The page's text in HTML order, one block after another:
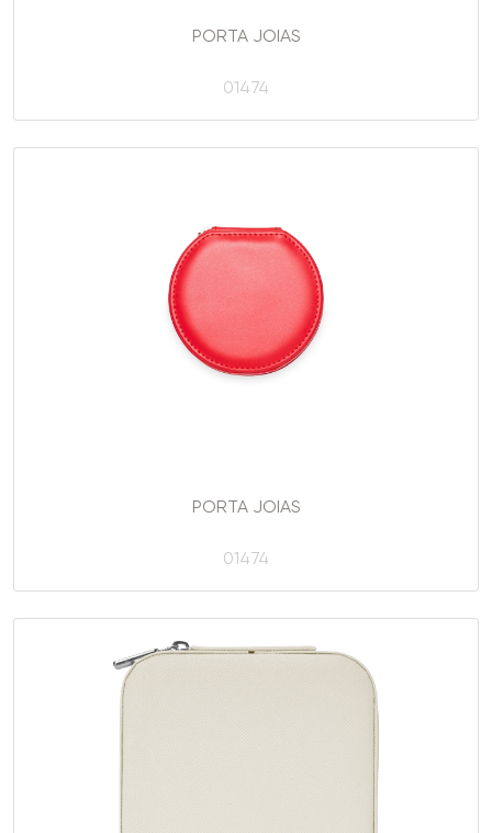
PORTA JOIAS
01474
PORTA JOIAS
01474